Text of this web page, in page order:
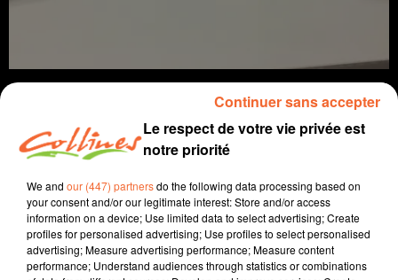
info
15 décembre 2021 - 14 min 7 sec
JOURNAL DU MERCREDI 15 DÉCEMBRE (SOIR)
Fabien Gazeau
Le respect de votre vie privée est
notre priorité
We and our (447) partnersdo the following data processing based on
your consent and/or our legitimate interest: Store and/or access
information on a device; Use limited data to select advertising; Create
profiles for personalised advertising; Use profiles to select personalised
advertising; Measure advertising performance; Measure content
performance; Understand audiences through statistics or combinations
Continuer sans accepter